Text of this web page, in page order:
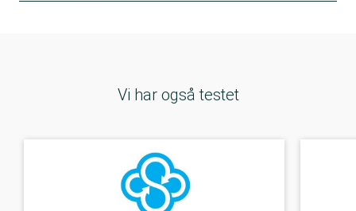
Vi har også testet